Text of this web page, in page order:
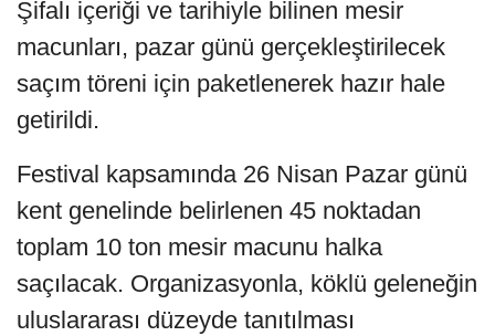
Şifalı içeriği ve tarihiyle bilinen mesir
macunları, pazar günü gerçekleştirilecek
saçım töreni için paketlenerek hazır hale
getirildi.
Festival kapsamında 26 Nisan Pazar günü
kent genelinde belirlenen 45 noktadan
toplam 10 ton mesir macunu halka
saçılacak. Organizasyonla, köklü geleneğin
uluslararası düzeyde tanıtılması